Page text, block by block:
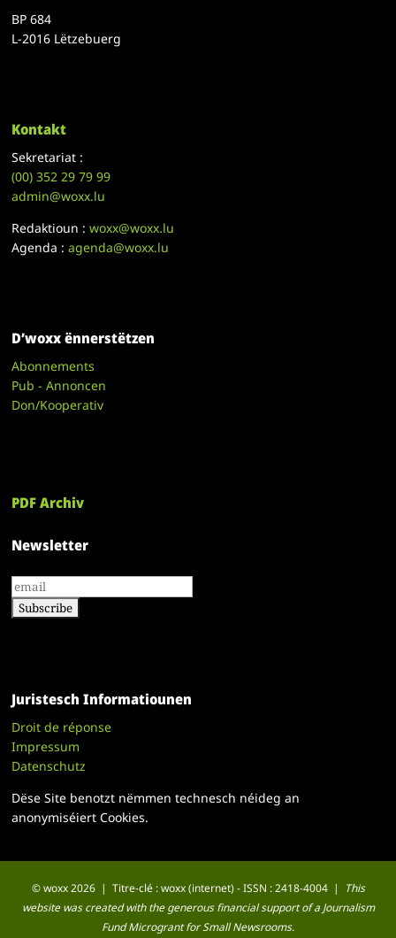
BP 684
L-2016 Lëtzebuerg
Kontakt
Sekretariat :
(00)352 29 79 99
admin@woxx.lu
Redaktioun :woxx@woxx.lu
Agenda :agenda@woxx.lu
D’woxx ënnerstëtzen
Abonnements
Pub - Annoncen
Don/Kooperativ
PDF Archiv
Newsletter
Juristesch Informatiounen
Droit de réponse
Impressum
Datenschutz
Dëse Site benotzt nëmmen technesch néideg an
anonymiséiert Cookies.
© woxx 2026 | Titre-clé : woxx (internet) - ISSN : 2418-4004 |
This
website was created with the generous financial support of a Journalism
Fund Microgrant for Small Newsrooms.